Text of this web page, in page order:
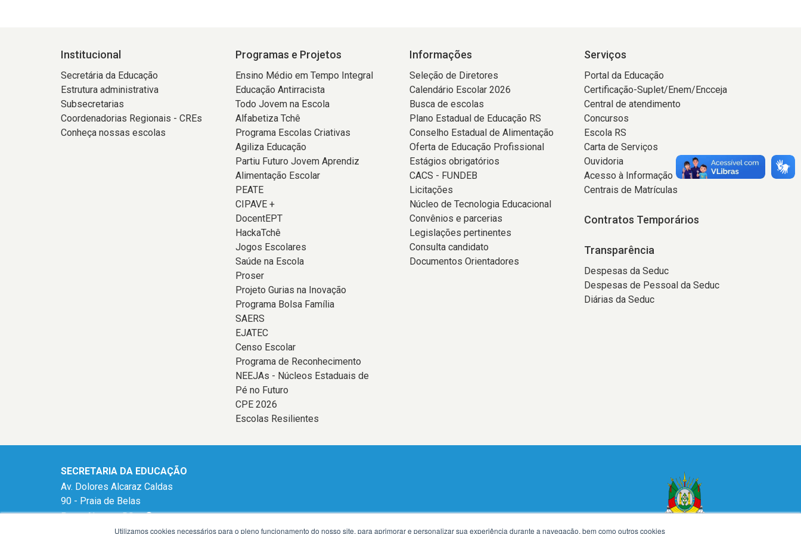
Institucional
Secretária da Educação
Estrutura administrativa
Subsecretarias
Coordenadorias Regionais - CREs
Conheça nossas escolas
Programas e Projetos
Ensino Médio em Tempo Integral
Educação Antirracista
Todo Jovem na Escola
Alfabetiza Tchê
Programa Escolas Criativas
Agiliza Educação
Partiu Futuro Jovem Aprendiz
Alimentação Escolar
PEATE
CIPAVE +
DocentEPT
HackaTchê
Jogos Escolares
Saúde na Escola
Proser
Projeto Gurias na Inovação
Programa Bolsa Família
SAERS
EJATEC
Censo Escolar
Programa de Reconhecimento
NEEJAs - Núcleos Estaduais de
Pé no Futuro
CPE 2026
Escolas Resilientes
Informações
Seleção de Diretores
Calendário Escolar 2026
Busca de escolas
Plano Estadual de Educação RS
Conselho Estadual de Alimentação
Oferta de Educação Profissional
Estágios obrigatórios
CACS - FUNDEB
Licitações
Núcleo de Tecnologia Educacional
Convênios e parcerias
Legislações pertinentes
Consulta candidato
Documentos Orientadores
Serviços
Portal da Educação
Certificação-Suplet/Enem/Encceja
Central de atendimento
Concursos
Escola RS
Carta de Serviços
Ouvidoria
Acesso à Informação
Centrais de Matrículas
Contratos Temporários
Transparência
Despesas da Seduc
Despesas de Pessoal da Seduc
Diárias da Seduc
SECRETARIA DA EDUCAÇÃO
Av. Dolores Alcaraz Caldas
90 - Praia de Belas
Porto Alegre - RS -
mapa
Utilizamos cookies necessários para o pleno funcionamento do nosso site, para aprimorar e personalizar sua experiência durante a navegação, bem como outros cookies